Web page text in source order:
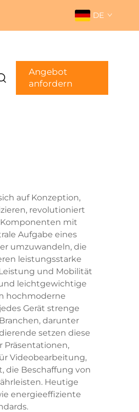
DE
Angebot
anfordern
auf Konzeption,
revolutioniert
mit
Aufgabe eines
umzuwandeln, die
leistungsstarke
und Mobilität
leichtgewichtige
hochmoderne
Gerät strenge
darunter
setzen diese
Präsentationen,
Videobearbeitung,
die Beschaffung von
Heutige
energieeffiziente